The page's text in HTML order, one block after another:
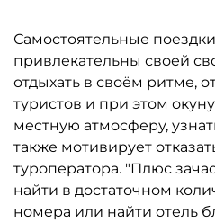
Самостоятельные
привлекательны своей
отдыхать в своём ритме,
туристов и при этом
местную атмосферу,
также мотивирует
туроператора. "Плюс
найти в достаточном
номера или найти отель